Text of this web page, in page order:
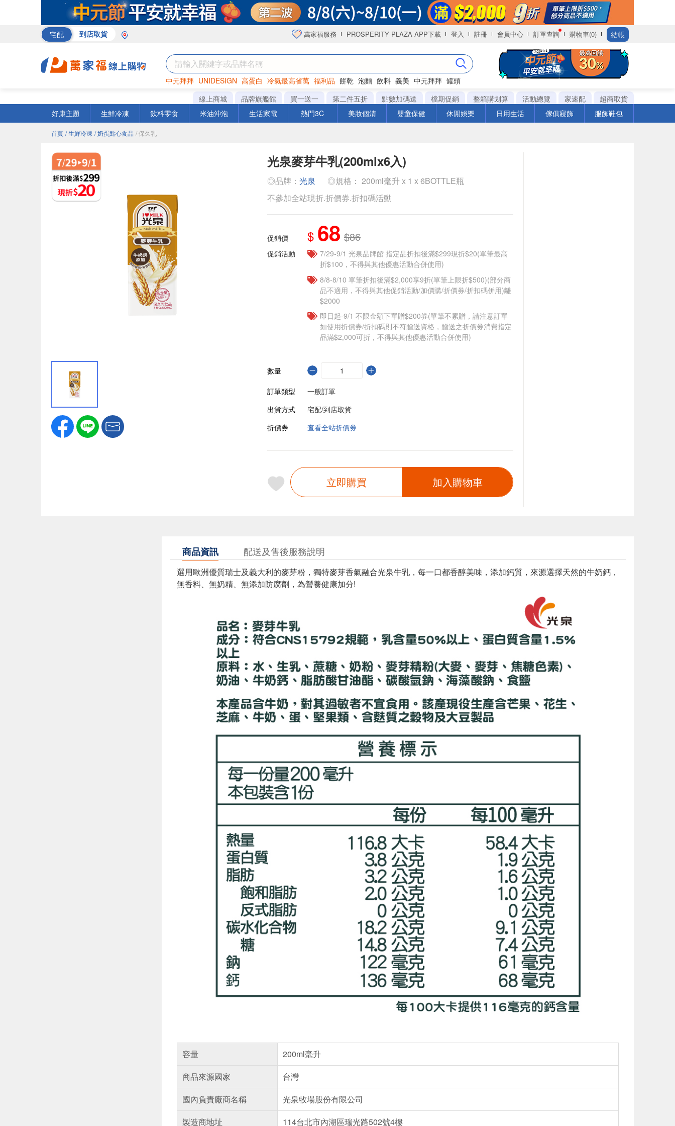
宅配 到店取貨 萬家福服務 PROSPERITY PLAZA APP下載 登入 註冊 會員中心 訂單查詢 購物車(0) 結帳
中元拜拜 UNIDESIGN 高蛋白 冷氣最高省萬 福利品 餅乾 泡麵 飲料 義美 中元拜拜 罐頭
巧克力 衛生紙 咖啡
線上商城 品牌旗艦館 買一送一 第二件五折 點數加碼送 檔期促銷 整箱購划算 活動總覽 家速配
超商取貨
好康主題
生鮮冷凍 飲料零食 米油沖泡 生活家電 熱門3C 美妝個清 嬰童保健 休閒娛樂 日用生活 傢俱寢飾 服飾鞋包
首頁 / 生鮮冷凍 / 奶蛋點心食品 / 保久乳
光泉麥芽牛乳(200mlx6入)
◎品牌： 光泉
◎規格： 200ml毫升 x 1 x 6BOTTLE瓶
不參加全站現折.折價券.折扣碼活動
促銷價 $ 68 $86
促銷活動
7/29-9/1 光泉品牌館 指定品折扣後滿$299現折$20(單筆最高
折$100，不得與其他優惠活動合併使用)
8/8-8/10 單筆折扣後滿$2,000享9折(單筆上限折$500)(部分商
品不適用，不得與其他促銷活動/加價購/折價券/折扣碼併用)離
$2000
即日起-9/1 不限金額下單贈$200券(單筆不累贈，請注意訂單
如使用折價券/折扣碼則不符贈送資格，贈送之折價券消費指定
品滿$2,000可折，不得與其他優惠活動合併使用)
數量
訂單類型
一般訂單
出貨方式
宅配/到店取貨
折價券
查看全站折價券
立即購買 加入購物車
商品資訊 配送及售後服務說明
選用歐洲優質瑞士及義大利的麥芽粉，獨特麥芽香氣融合光泉牛乳，每一口都香醇美味，添加鈣質，來源選擇天然的牛奶鈣，
無香料、無奶精、無添加防腐劑，為營養健康加分!
容量
200ml毫升
商品來源國家
台灣
國內負責廠商名稱
光泉牧場股份有限公司
製造商地址
114台北市內湖區瑞光路502號4樓